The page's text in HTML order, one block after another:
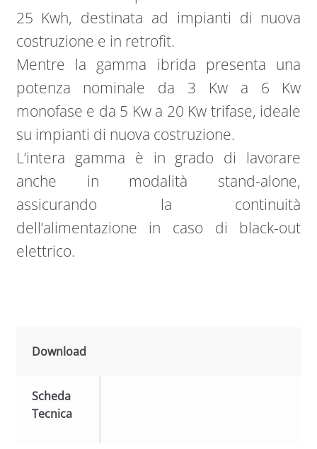
25 Kwh, destinata ad impianti di nuova
costruzione e in retrofit.
Mentre la gamma ibrida presenta una
potenza nominale da 3 Kw a 6 Kw
monofase e da 5 Kw a 20 Kw trifase, ideale
su impianti di nuova costruzione.
L’intera gamma è in grado di lavorare
anche in modalità stand-alone,
assicurando la continuità
dell’alimentazione in caso di black-out
elettrico.
Download
Scheda
Tecnica